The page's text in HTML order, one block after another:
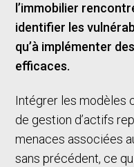
l’immobilier
identifier les
qu’à implémenter
efficaces.
Intégrer les modèles
de gestion d’actifs
menaces associées
sans précédent, ce